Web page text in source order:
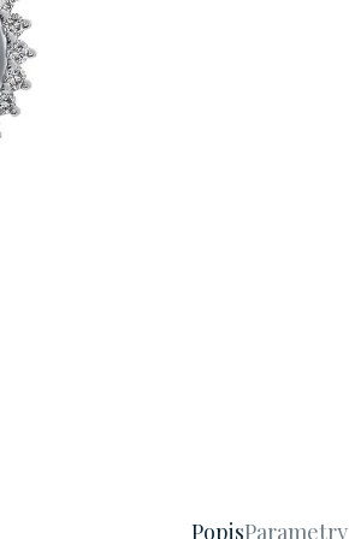
PopisParametry